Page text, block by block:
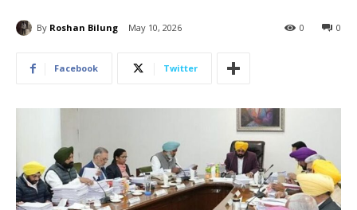
By Roshan Bilung May 10, 2026 0
0
Facebook Twitter